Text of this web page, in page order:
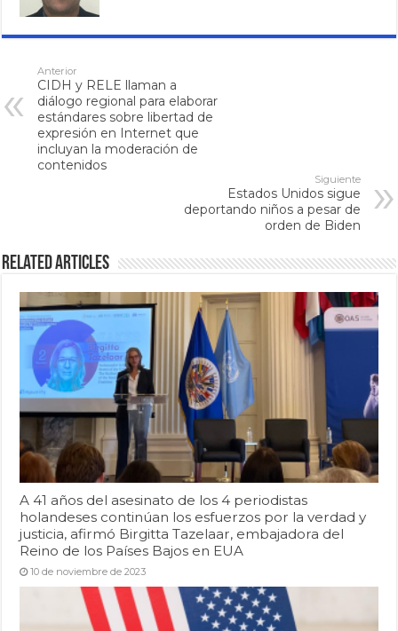
Anterior
CIDH y RELE llaman a
diálogo regional para elaborar
estándares sobre libertad de
expresión en Internet que
incluyan la moderación de
contenidos
Siguiente
Estados Unidos sigue
deportando niños a pesar de
orden de Biden
Related Articles
A 41 años del asesinato de los 4 periodistas
holandeses continúan los esfuerzos por la verdad y
justicia, afirmó Birgitta Tazelaar, embajadora del
Reino de los Países Bajos en EUA
10 de noviembre de 2023